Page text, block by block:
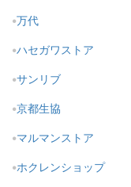
万代
ハセガワストア
サンリブ
京都生協
マルマンストア
ホクレンショップ